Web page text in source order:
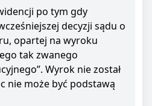
po tym gdy
decyzji sądu o
opartej na wyroku
tak zwanego
Wyrok nie został
nie może być podstawą